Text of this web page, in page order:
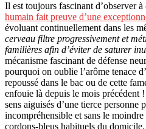
Il est toujours fascinant d’observer
humain fait preuve d’une
évoluant continuellement dans les
cerveau filtre progressivement et
familières afin d’éviter de saturer
mécanisme fascinant de défense
pourquoi on oublie l’arôme tenace
repoussé dans le bac ou de cette
enfouie là depuis le mois précédent
sens aiguisés d’une tierce personne
incompréhensible et sans le
cordons-bleus habituels du